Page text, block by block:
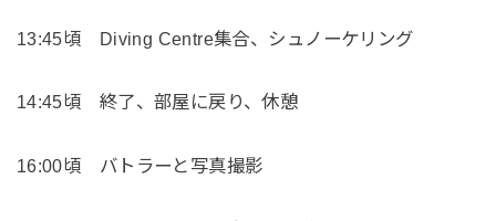
13:45頃 Diving Centre集合、シュノーケリング
14:45頃 終了、部屋に戻り、休憩
16:00頃 バトラーと写真撮影